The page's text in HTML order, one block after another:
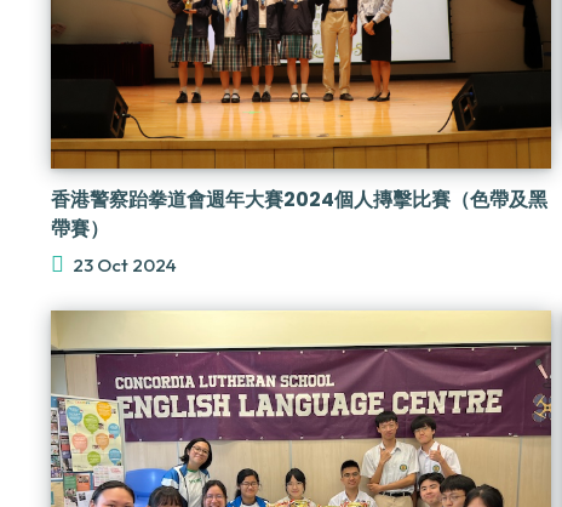
香港警察跆拳道會週年大賽2024個人摶擊比賽（色帶及黑
帶賽）
23 Oct 2024